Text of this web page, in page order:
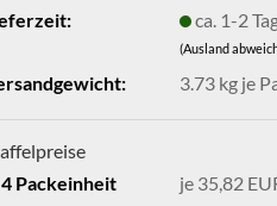
ca. 1-2
(Ausland
3.73 kg je
Packeinheit
je 35,82